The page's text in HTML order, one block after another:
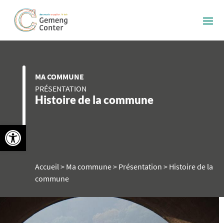
MA COMMUNE
PRÉSENTATION
Histoire de la commune
Accueil> Ma commune> Présentation > Histoire de la
commune
Ouvrir la barre d’outils